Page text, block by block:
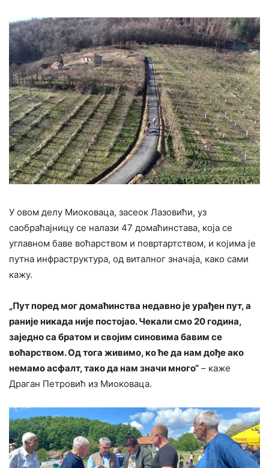
У овом делу Миоковаца, засеок Лазовићи, уз
саобраћајницу се налази 47 домаћинстава, која се
углавном баве воћарством и повртартством, и којима је
путна инфраструктура, од виталног значаја, како сами
кажу.
„Пут поред мог домаћинства недавно је урађен пут, а
раније никада није постојао. Чекали смо 20 година,
заједно са братом и својим синовима бавим се
воћарством. Од тога живимо, ко ће да нам дође ако
немамо асфалт, тако да нам значи много“ – каже
Драган Петровић из Миоковаца.